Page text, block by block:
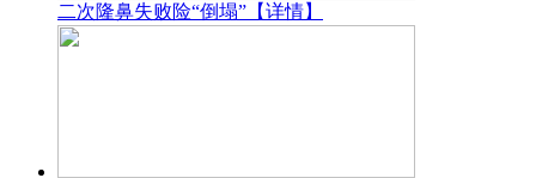
二次隆鼻失败险“倒塌” 【详情】